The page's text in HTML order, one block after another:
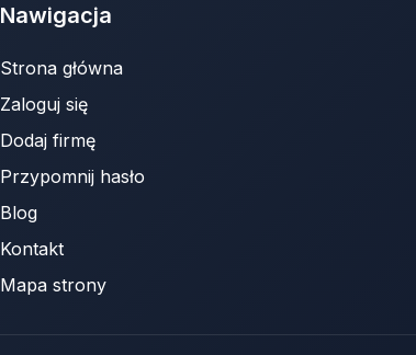
Nawigacja
Strona główna
Zaloguj się
Dodaj firmę
Przypomnij hasło
Blog
Kontakt
Mapa strony